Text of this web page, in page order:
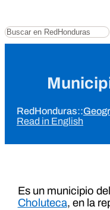
Buscar
RedHonduras::
Read in English
Es un municipio del
Choluteca, en la